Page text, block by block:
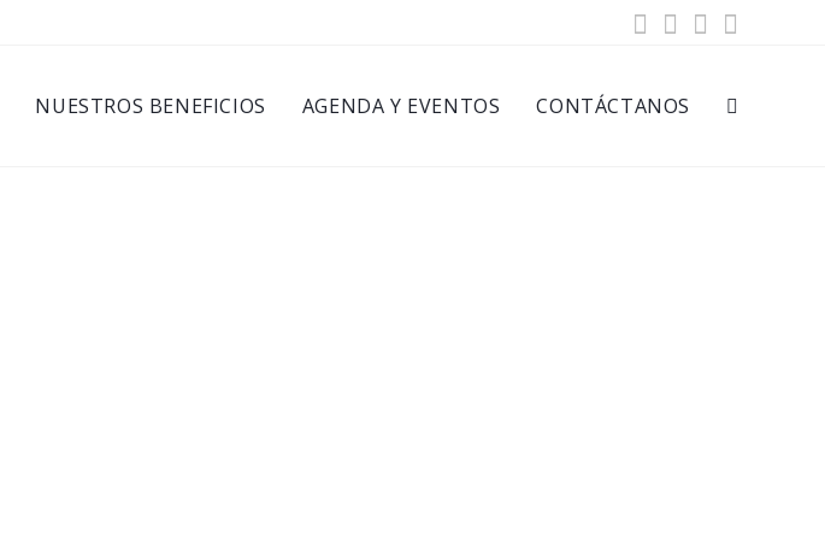
NUESTROS BENEFICIOS AGENDA Y EVENTOS CONTÁCTANOS